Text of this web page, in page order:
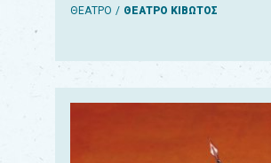
ΘΕΑΤΡΟ ΘΕΑΤΡΟ ΚΙΒΩΤΟΣ